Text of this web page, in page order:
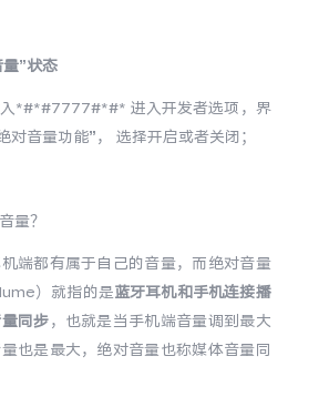
X300s
Y600 Pro
vivo Pad6 Pro
”状态
*#*#7777#*#* 进入开发者选项，界
对音量功能”， 选择开启或者关闭；
量？
端都有属于自己的音量，而绝对音量
）就指的是蓝牙耳机和手机连接播
同步，也就是当手机端音量调到最大
也是最大，绝对音量也称媒体音量同